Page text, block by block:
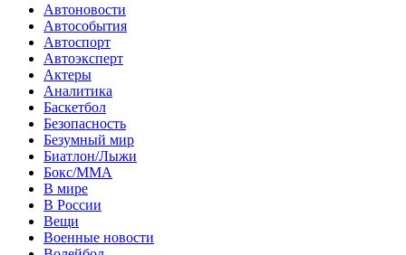
Автоновости
Автособытия
Автоспорт
Автоэксперт
Актеры
Аналитика
Баскетбол
Безопасность
Безумный мир
Биатлон/Лыжи
Бокс/MMA
В мире
В России
Вещи
Военные новости